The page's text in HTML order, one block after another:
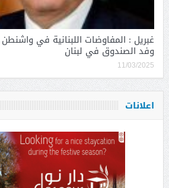
غبريل : المفاوضات اللبنانية في
وفد الصندوق في لبنان
11/03/2025
اعلانات